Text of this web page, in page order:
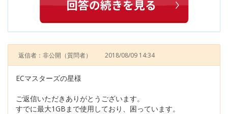
返信者：非公開 （質問者） 2018/08/09 14:34
ECマスターズの星様
ご返信いただきありがとうございます。
すでに最大1GBまで使用しており、困っています。